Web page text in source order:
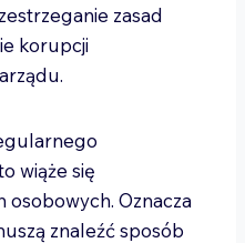
zasad
korupcji
wiąże się
osobowych. Oznacza
znaleźć sposób